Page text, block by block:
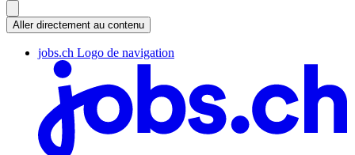
Aller directement au contenu
jobs.ch Logo de navigation